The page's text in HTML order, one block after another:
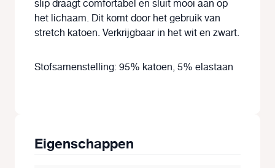
slip draagt comfortabel en sluit mooi aan op
het lichaam. Dit komt door het gebruik van
stretch katoen. Verkrijgbaar in het wit en zwart.
Stofsamenstelling: 95% katoen, 5% elastaan
Eigenschappen